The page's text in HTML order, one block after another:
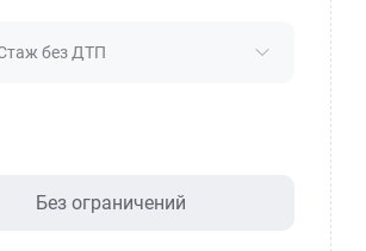
без ДТП
Без ограничений